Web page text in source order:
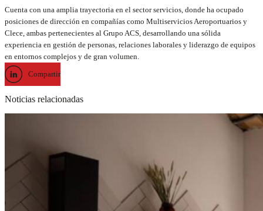
Cuenta con una amplia trayectoria en el sector servicios, donde ha ocupado
posiciones de dirección en compañías como Multiservicios Aeroportuarios y
Clece, ambas pertenecientes al Grupo ACS, desarrollando una sólida
experiencia en gestión de personas, relaciones laborales y liderazgo de equipos
en entornos complejos y de gran volumen.
Compartir
Noticias relacionadas